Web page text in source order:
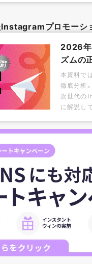
プロモーシ
2026年
ズムの
本資料で
徹底分析
次世代の
に解説し